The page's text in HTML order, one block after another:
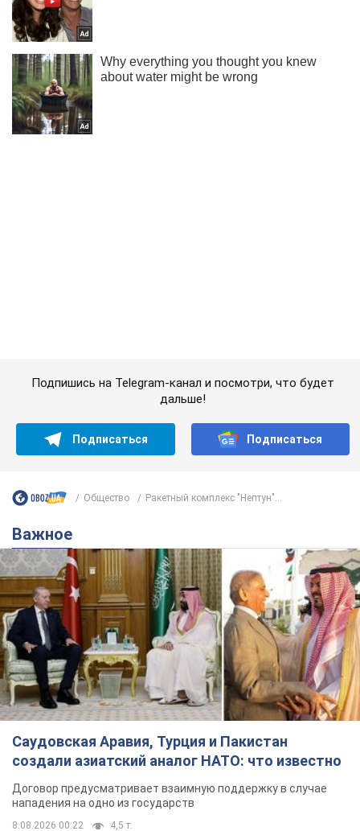
создали азиатский аналог НАТО: что известно
Договор предусматривает взаимную поддержку в случае
нападения на одно из государств
8.08.2026 00:22 4,5 т.
В Прикарпатье после аномальной
жары прошел сильный ливень:
дороги превратились в реки. Видео
Непогода обрушилась на Ивано-Франковскую
5 часов назад 8,2 т.
Хорватия унизила сборную России
по спортивной гимнастике,